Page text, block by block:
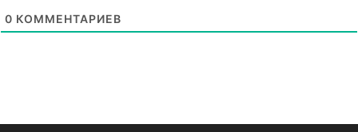
0 КОММЕНТАРИЕВ